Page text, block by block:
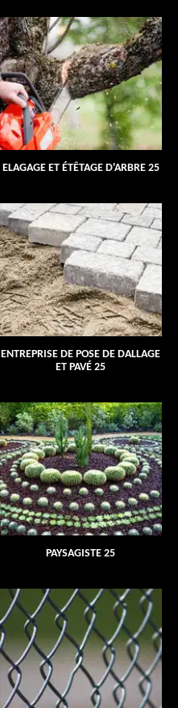
ELAGAGE ET ÉTÊTAGE D'ARBRE 25
ENTREPRISE DE POSE DE DALLAGE
ET PAVÉ 25
PAYSAGISTE 25